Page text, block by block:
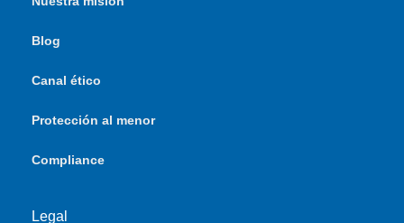
Blog
Canal ético
Protección al menor
Compliance
Legal